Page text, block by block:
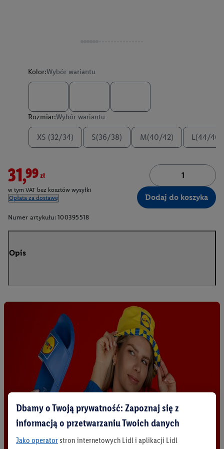
Kolor:Wybór wariantu
Rozmiar:Wybór wariantu
XS (32/34) S(36/38) M(40/42) L(44/46)
31,99zł
w tym VAT bez kosztów wysyłki
Opłata za dostawę
Dodaj do koszyka
Numer artykułu: 100395518
Opis
Dbamy o Twoją prywatność: Zapoznaj się z
informacją o przetwarzaniu Twoich danych
Jako operatorstron internetowych Lidl i aplikacji Lidl